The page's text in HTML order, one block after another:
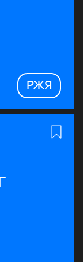
РЖЯ